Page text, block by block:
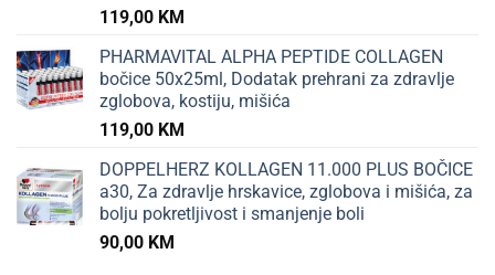
119,00 KM
PHARMAVITAL ALPHA PEPTIDE COLLAGEN
bočice 50x25ml, Dodatak prehrani za zdravlje
zglobova, kostiju, mišića
119,00 KM
DOPPELHERZ KOLLAGEN 11.000 PLUS BOČICE
a30, Za zdravlje hrskavice, zglobova i mišića, za
bolju pokretljivost i smanjenje boli
90,00 KM